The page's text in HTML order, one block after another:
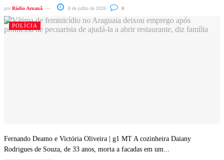
por Rádio Aruanã 8 de julho de 2026 0
POLÍCIA
Fernando Deamo e Victória Oliveira | g1 MT A cozinheira Daiany
Rodrigues de Souza, de 33 anos, morta a facadas em um...